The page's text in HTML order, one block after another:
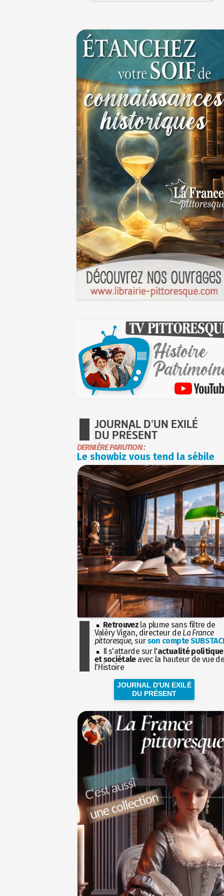
JOURNAL D'UN EXILÉ
DU PRÉSENT
DERNIÈRE PARUTION :
Le showbiz vous tend la sébile
Retrouvez la plume sans filtre de
Valéry Vigan, directeur de La France
pittoresque, surson compte
Il s'attarde sur l'actualité politique
et sociétaleavec la hauteur de vue
l'Histoire
JOURNAL D'UN EXILÉ
DU PRÉSENT